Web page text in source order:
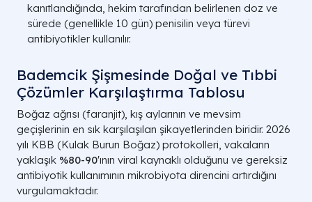
kanıtlandığında, hekim tarafından belirlenen doz ve
sürede (genellikle 10 gün) penisilin veya türevi
antibiyotikler kullanılır.
Bademcik Şişmesinde Doğal ve Tıbbi
Çözümler Karşılaştırma Tablosu
Boğaz ağrısı (faranjit), kış aylarının ve mevsim
geçişlerinin en sık karşılaşılan şikayetlerinden biridir. 2026
yılı KBB (Kulak Burun Boğaz) protokolleri, vakaların
yaklaşık %80-90'ının viral kaynaklı olduğunu ve gereksiz
antibiyotik kullanımının mikrobiyota direncini artırdığını
vurgulamaktadır.